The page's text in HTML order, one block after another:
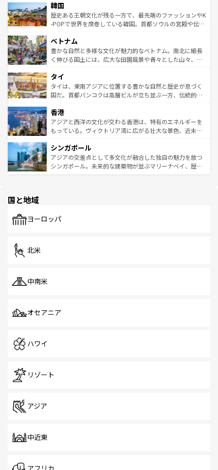
ワイを、存分に味わってほしい。 なお、新着のハワイ情報
はコンテンツ一覧を参照してほしい。
いる。アクティビティも充実しており、サーフィンやダイ
ビング、ハイキングなど、アウトドア好きにはたまらな
い。オーストラリアの多彩な魅力を存分に味わいつくそ
参照してほしい。
ン）、静ひつな山岳地帯である台湾東部など、都市の喧騒
と山間の静けさが共存しており、訪れる人に新しい発見と
驚きをもたらしてくれる。また、奥深い台湾の食文化も魅
容にもいいと評判のスイーツなど、バラエティ豊かな料理
が味わえる。 なお、新着の台湾情報は コンテンツ一覧を参
照してほしい。
韓国
歴史ある王朝文化が残る一方で、最先端のファッションやK
-POPで世界を席巻している韓国。首都ソウルの宮殿や伝統
き、地方に足を延ばせば四季折々の自然美を楽しむことが
できる。そして、キムチや焼肉、絶品のストリートフード
まで、さまざまな韓国料理が待っている。夜には、韓国な
リティに包まれながら、韓国の多彩な魅力を心ゆくまで味
わってみてほしい。 なお、新着の韓国情報はコンテンツ一
覧を参照してほしい。
ベトナム
豊かな自然と多様な文化が魅力的なベトナム。南北に細長
く伸びる国土には、広大な田園風景や青々とした山々、世
急速な発展と共に伝統が息づく。ハノイの古い町並みやホ
ーチミン市のフランス統治時代の建物も、独特の雰囲気を
醸し出している。また、バラエティの豊かさとおいしさで
とつ。フォーやバインミー、ベトナムコーヒーなどは、ぜ
ひ現地で味わいたい。どの地域を訪れてもあたたかい人々
が旅行者を迎えてくれるので、きっと忘れられない旅にな
参照してほしい。
タイ
タイは、東南アジアに位置する豊かな自然と歴史が息づく
国だ。首都バンコクは高層ビルが立ち並ぶ一方、伝統的な
の活気が交差している。北部ではチェンマイなどの山岳地
帯で自然と触れ合い、南部ではプーケットやクラビの美し
いビーチでリゾート気分を楽しむことができる。タイ料理
激する。気候は一年中温暖で、どの季節にも異なる楽しみ
が待っている。親しみやすいタイの人々、仏教を中心とし
た文化、そして多様な観光資源が、訪れる旅人を魅了し続
香港
アジアと西洋の文化が交わる香港は、特有のエネルギーを
もっている。ヴィクトリア湾に広がる壮大な景色、近未来
み、どこを訪れても感動するはず。観光スポットが密集し
ており、効率よく見どころを回れるのも魅力。息をのむよ
うな絶景から文化的な体験まで、香港を存分に楽しみ尽く
シンガポール
アジアの交差点として多文化が融合した独自の魅力を放つ
シンガポール。未来的な建築物が並ぶマリーナベイ、歴史
で、ホーカーズは地元の風情を楽しめる外せないスポット
国と地域
ヨーロッパ
北米
中南米
オセアニア
ハワイ
リゾート
アジア
中近東